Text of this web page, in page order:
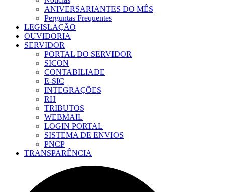
ANIVERSARIANTES DO MÊS
Perguntas Frequentes
LEGISLAÇÃO
OUVIDORIA
SERVIDOR
PORTAL DO SERVIDOR
SICON
CONTABILIADE
E-SIC
INTEGRAÇÕES
RH
TRIBUTOS
WEBMAIL
LOGIN PORTAL
SISTEMA DE ENVIOS
PNCP
TRANSPARÊNCIA